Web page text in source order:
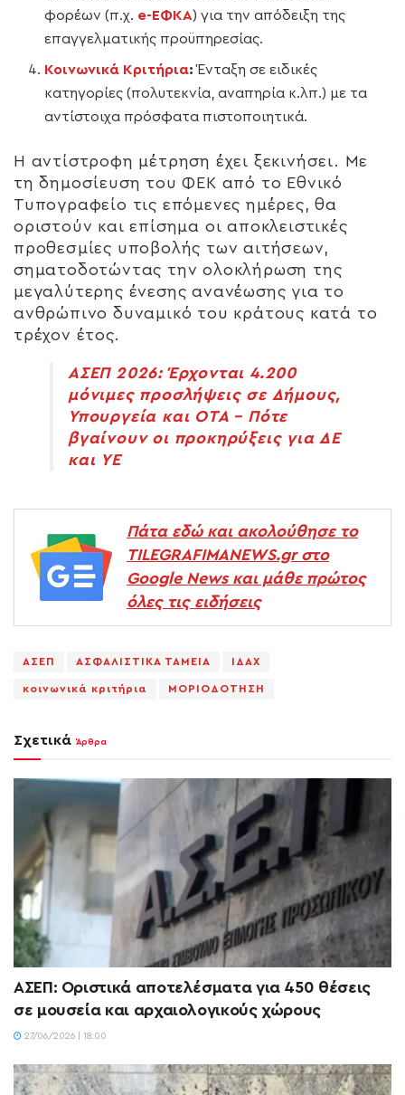
φορέων (π.χ. e-ΕΦΚΑ) για την απόδειξη της
επαγγελματικής προϋπηρεσίας.
Κοινωνικά Κριτήρια:Ένταξη σε ειδικές
κατηγορίες (πολυτεκνία, αναπηρία κ.λπ.) με τα
αντίστοιχα πρόσφατα πιστοποιητικά.
Η αντίστροφη μέτρηση έχει ξεκινήσει. Με
τη δημοσίευση του ΦΕΚ από το Εθνικό
Τυπογραφείο τις επόμενες ημέρες, θα
οριστούν και επίσημα οι αποκλειστικές
προθεσμίες υποβολής των αιτήσεων,
σηματοδοτώντας την ολοκλήρωση της
μεγαλύτερης ένεσης ανανέωσης για το
ανθρώπινο δυναμικό του κράτους κατά το
τρέχον έτος.
ΑΣΕΠ 2026: Έρχονται 4.200
μόνιμες προσλήψεις σε Δήμους,
Υπουργεία και ΟΤΑ – Πότε
βγαίνουν οι προκηρύξεις για ΔΕ
και ΥΕ
Πάτα εδώ και ακολούθησε το
TILEGRAFIMANEWS.gr στο
Google News και μάθε πρώτος
όλες τις ειδήσεις
ΑΣΕΠ ΑΣΦΑΛΙΣΤΙΚΑ ΤΑΜΕΙΑ ΙΔΑΧ
κοινωνικά κριτήρια ΜΟΡΙΟΔΟΤΗΣΗ
Σχετικά Άρθρα
ΑΣΕΠ: Οριστικά αποτελέσματα για 450 θέσεις
σε μουσεία και αρχαιολογικούς χώρους
27/06/2026 | 18:00